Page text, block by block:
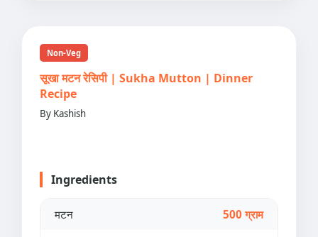
Non-Veg
सूखा मटन रेसिपी | Sukha Mutton | Dinner
Recipe
By Kashish
Ingredients
मटन 500 ग्राम